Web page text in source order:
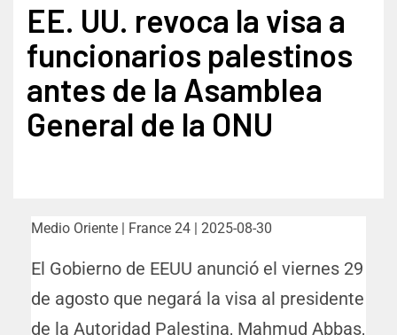
EE. UU. revoca la visa a
funcionarios palestinos
antes de la Asamblea
General de la ONU
Medio Oriente | France 24 | 2025-08-30
El Gobierno de EEUU anunció el viernes 29
de agosto que negará la visa al presidente
de la Autoridad Palestina, Mahmud Abbas,